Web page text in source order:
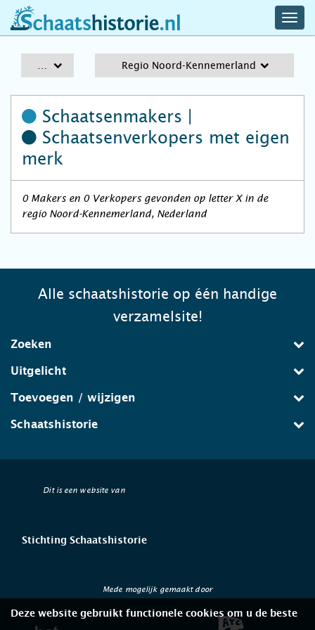
schaatshistorie.nl
Regio Noord-Kennemerland
Schaatsenmakers |
Schaatsenverkopers met eigen
merk
0 Makers en 0 Verkopers gevonden op letter X in de
regio Noord-Kennemerland, Nederland
Alle schaatshistorie op één handige
verzamelsite!
Zoeken
Uitgelicht
Toevoegen / wijzigen
Schaatshistorie
Dit is een website van
Stichting Schaatshistorie
Mede mogelijk gemaakt door
Deze website gebruikt functionele cookies om u de beste